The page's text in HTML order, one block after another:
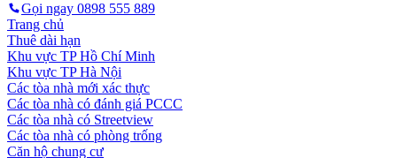
Gọi ngay 0898 555 889
Trang chủ
Thuê dài hạn
Khu vực TP Hồ Chí Minh
Khu vực TP Hà Nội
Các tòa nhà mới xác thực
Các tòa nhà có đánh giá PCCC
Các tòa nhà có Streetview
Các tòa nhà có phòng trống
Căn hộ chung cư